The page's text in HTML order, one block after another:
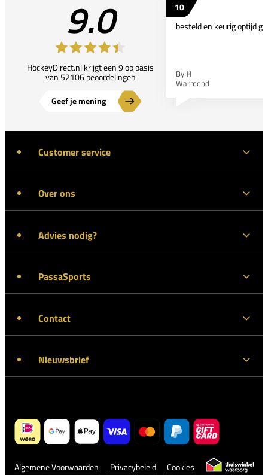
9.0
HockeyDirect.nl krijgt een 9 op basis
van 52106 beoordelingen
Geef je mening
10
besteld en keurig optijd
By H
Warmond
Customer service
Over ons
Advies nodig?
PassaSports
Contact
Nieuwsbrief
Algemene Voorwaarden Privacybeleid Cookies